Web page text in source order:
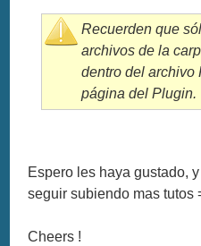
Recuerden que
archivos de la
dentro del archivo
página del Plugin.
Espero les haya gustado,
seguir subiendo mas tutos
Cheers !